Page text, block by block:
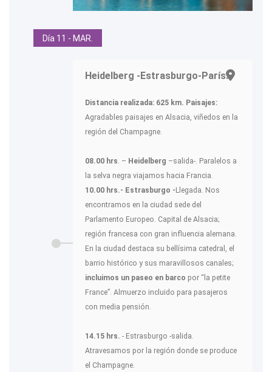
Día 11 - MAR.
Heidelberg -Estrasburgo-París.-
Distancia realizada: 625 km. Paisajes:
Agradables paisajes en Alsacia, viñedos en la
región del Champagne.
08.00 hrs . – Heidelberg –salida-. Paralelos a
la selva negra viajamos hacia Francia.
10.00 hrs.- Estrasburgo -Llegada. Nos
encontramos en la ciudad sede del
Parlamento Europeo. Capital de Alsacia;
región francesa con gran influencia alemana.
En la ciudad destaca su bellísima catedral, el
barrio histórico y sus maravillosos canales;
incluimos un paseo en barco por “la petite
France”. Almuerzo incluido para pasajeros
con media pensión.
14.15 hrs. - Estrasburgo -salida.
Atravesamos por la región donde se produce
el Champagne.